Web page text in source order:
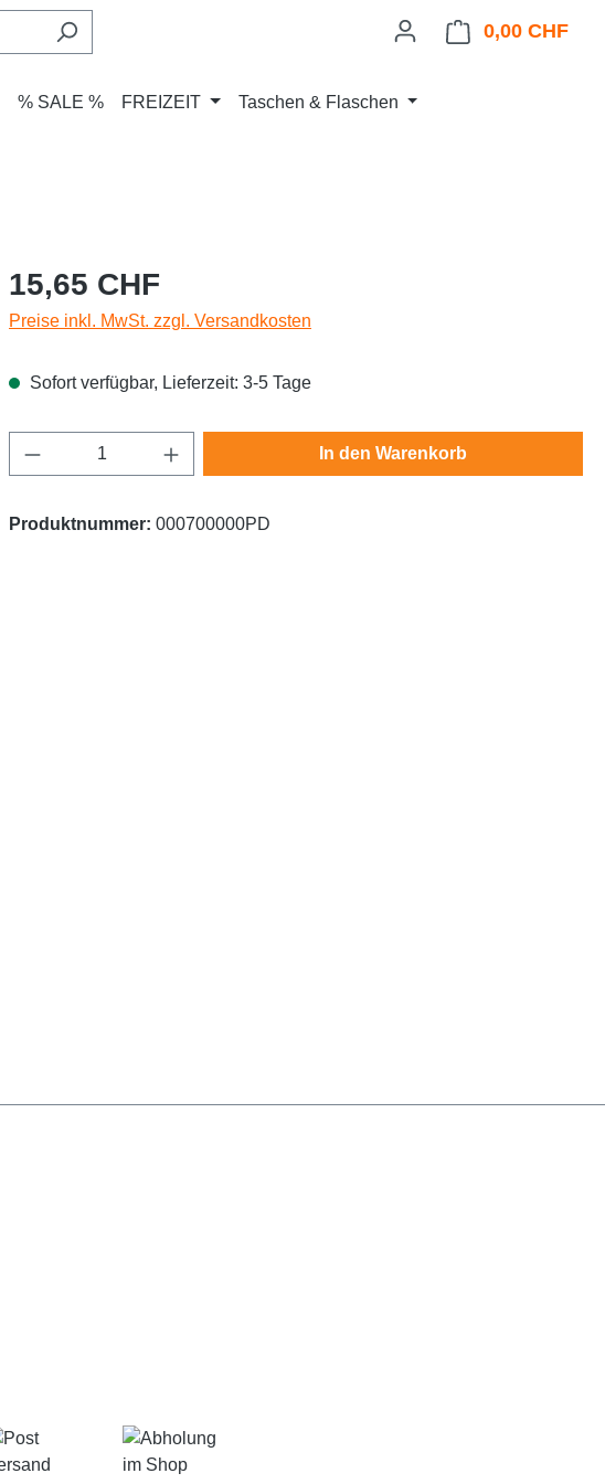
0,00 CHF
% SALE % FREIZEIT Taschen & Flaschen
Regulärer Preis:
15,65 CHF
Preise inkl. MwSt. zzgl. Versandkosten
Sofort verfügbar, Lieferzeit: 3-5 Tage
Produkt Anzahl: Gib den gewünschten Wert ein
In den Warenkorb
Produktnummer: 000700000PD